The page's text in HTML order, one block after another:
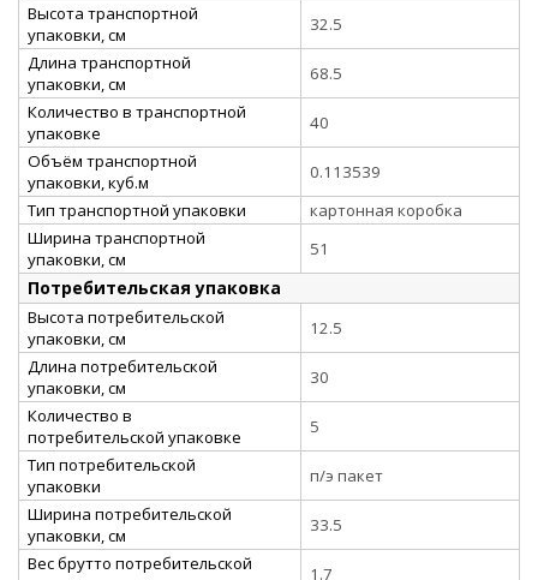
Высота транспортной
упаковки, см
32.5
Длина транспортной
упаковки, см
68.5
Количество в транспортной
упаковке
40
Объём транспортной
упаковки, куб.м
0.113539
Тип транспортной упаковки
картонная коробка
Ширина транспортной
упаковки, см
51
Потребительская упаковка
Высота потребительской
упаковки, см
12.5
Длина потребительской
упаковки, см
30
Количество в
потребительской упаковке
5
Тип потребительской
упаковки
п/э пакет
Ширина потребительской
упаковки, см
33.5
Вес брутто потребительской
1.7